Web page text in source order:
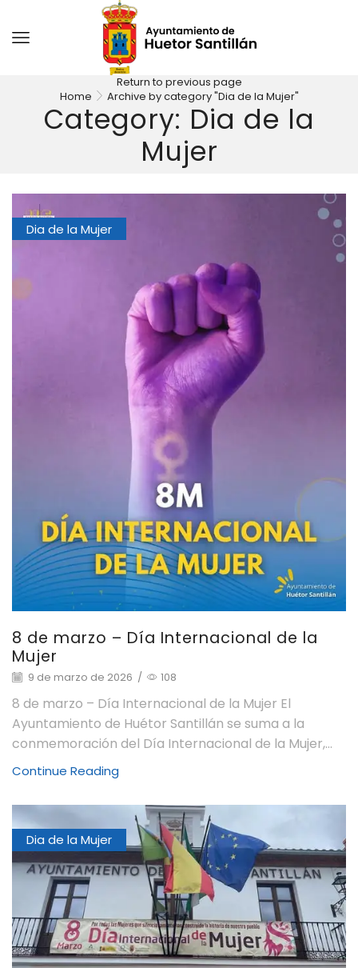
Return to previous page
Home
Archive by category "Dia de la Mujer"
Category: Dia de la
Mujer
Dia de la Mujer
8 de marzo – Día Internacional de la
Mujer
9 de marzo de 2026 / 108
8 de marzo – Día Internacional de la Mujer El
Ayuntamiento de Huétor Santillán se suma a la
conmemoración del Día Internacional de la Mujer,...
Continue Reading
Dia de la Mujer